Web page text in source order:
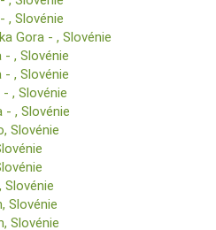
, Slovénie
Gora - , Slovénie
- , Slovénie
- , Slovénie
, Slovénie
- , Slovénie
Slovénie
Slovénie
Slovénie
Slovénie